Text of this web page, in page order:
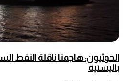
الحوثيون: هاجمنا ناقلة النفط
باليستية